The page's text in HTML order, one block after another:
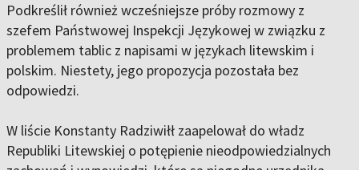
Podkreślił również wcześniejsze próby rozmowy z
szefem Państwowej Inspekcji Językowej w związku z
problemem tablic z napisami w językach litewskim i
polskim. Niestety, jego propozycja pozostała bez
odpowiedzi.
W liście Konstanty Radziwiłł zaapelował do władz
Republiki Litewskiej o potępienie nieodpowiedzialnych